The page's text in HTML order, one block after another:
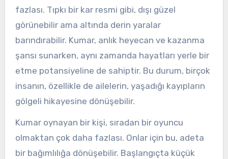
fazlası. Tıpkı bir kar resmi gibi, dışı güzel
görünebilir ama altında derin yaralar
barındırabilir. Kumar, anlık heyecan ve kazanma
şansı sunarken, aynı zamanda hayatları yerle bir
etme potansiyeline de sahiptir. Bu durum, birçok
insanın, özellikle de ailelerin, yaşadığı kayıpların
gölgeli hikayesine dönüşebilir.
Kumar oynayan bir kişi, sıradan bir oyuncu
olmaktan çok daha fazlası. Onlar için bu, adeta
bir bağımlılığa dönüşebilir. Başlangıçta küçük